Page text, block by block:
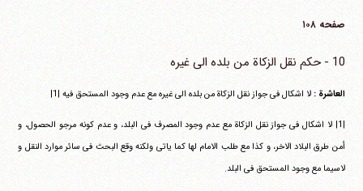
صفحه ۱۰۸
10 - حکم نقل الزکاة من بلده الی غیره
العاشرة :لا اشکال فی جواز نقل الزکاة من بلده الی غیره مع عدم وجود المستحق فیه |1|
|1| لا اشکال فی جواز نقل الزکاة مع عدم وجود المصرف فی البلد، و عدم کونه مرجو الحصول، و
أمن طرق البلاد الاخر، و کذا مع طلب الامام لها کما یاتی ولکنه وقع البحث فی سائر موارد النقل و
لاسیما مع وجود المستحق فی البلد.